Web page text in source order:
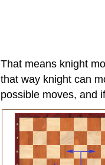
That means knight
that way knight can
possible moves, and